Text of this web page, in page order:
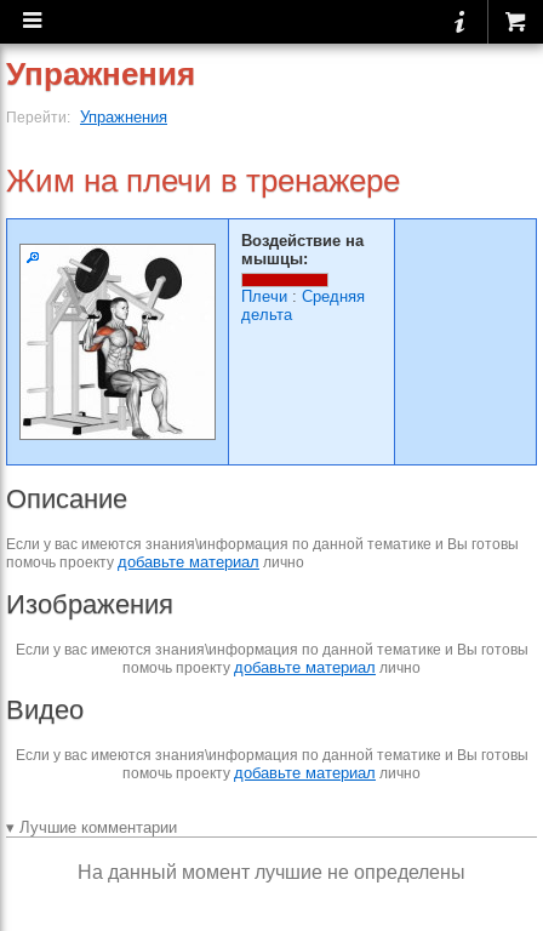
Упражнения
Перейти: Упражнения
Жим на плечи в тренажере
Воздействие на
мышцы:
Плечи : Средняя
дельта
Описание
Если у вас имеются знания\информация по данной тематике и Вы готовы
помочь проекту добавьте материал лично
Изображения
Если у вас имеются знания\информация по данной тематике и Вы готовы
помочь проекту добавьте материал лично
Видео
Если у вас имеются знания\информация по данной тематике и Вы готовы
помочь проекту добавьте материал лично
▾ Лучшие комментарии
На данный момент лучшие не определены